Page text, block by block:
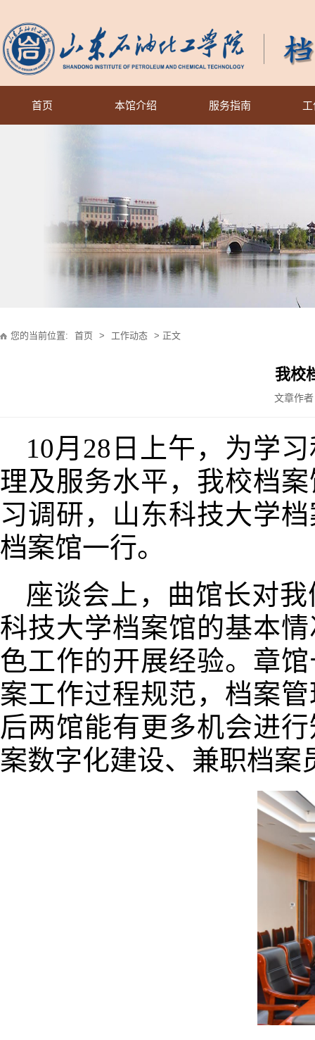
首页 本馆介绍 服务指南
您的当前位置: 首页 > 工作动态 > 正文
我校
文章作
10月28日上午， 为学
理及服务水平， 我校档
习调研， 山东科技大学
档案馆一行。
座谈会上，曲馆长对
科技大学档案馆的基本
色工作的开展经验。章
案工作过程规范，档案
后两馆能有更多机会进
案数字化建设、兼职档